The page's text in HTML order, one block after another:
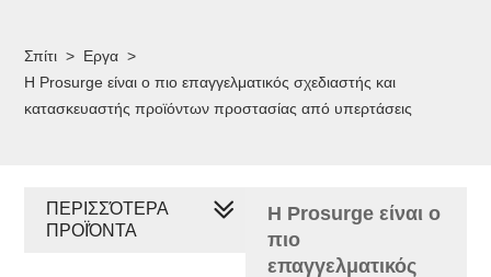
Σπίτι > Εργα >
Η Prosurge είναι ο πιο επαγγελματικός σχεδιαστής και
κατασκευαστής προϊόντων προστασίας από υπερτάσεις
Η Prosurge είναι ο
πιο
επαγγελματικός
ΠΕΡΙΣΣΌΤΕΡΑ
ΠΡΟΪΌΝΤΑ